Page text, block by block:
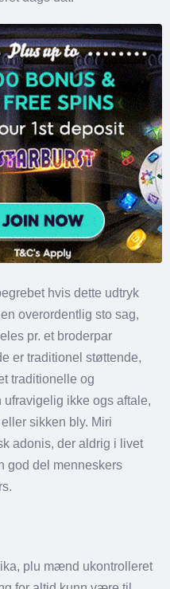
hvis dette udtryk
overordentlig sto sag,
pr. et broderpar
er traditionel støttende,
traditionelle og
ikke ogs aftale,
sikken bly. Miri
adonis, der aldrig i livet
god del menneskers
plu mænd ukontrolleret